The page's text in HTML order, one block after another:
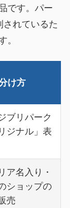
です。パー
されているた
。
け方
ブリパーク
ジナル」表
ア名入り・
ショップの
売